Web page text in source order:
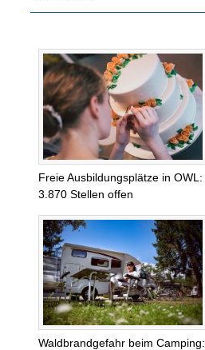
Freie Ausbildungsplätze in OWL:
3.870 Stellen offen
Waldbrandgefahr beim Camping: